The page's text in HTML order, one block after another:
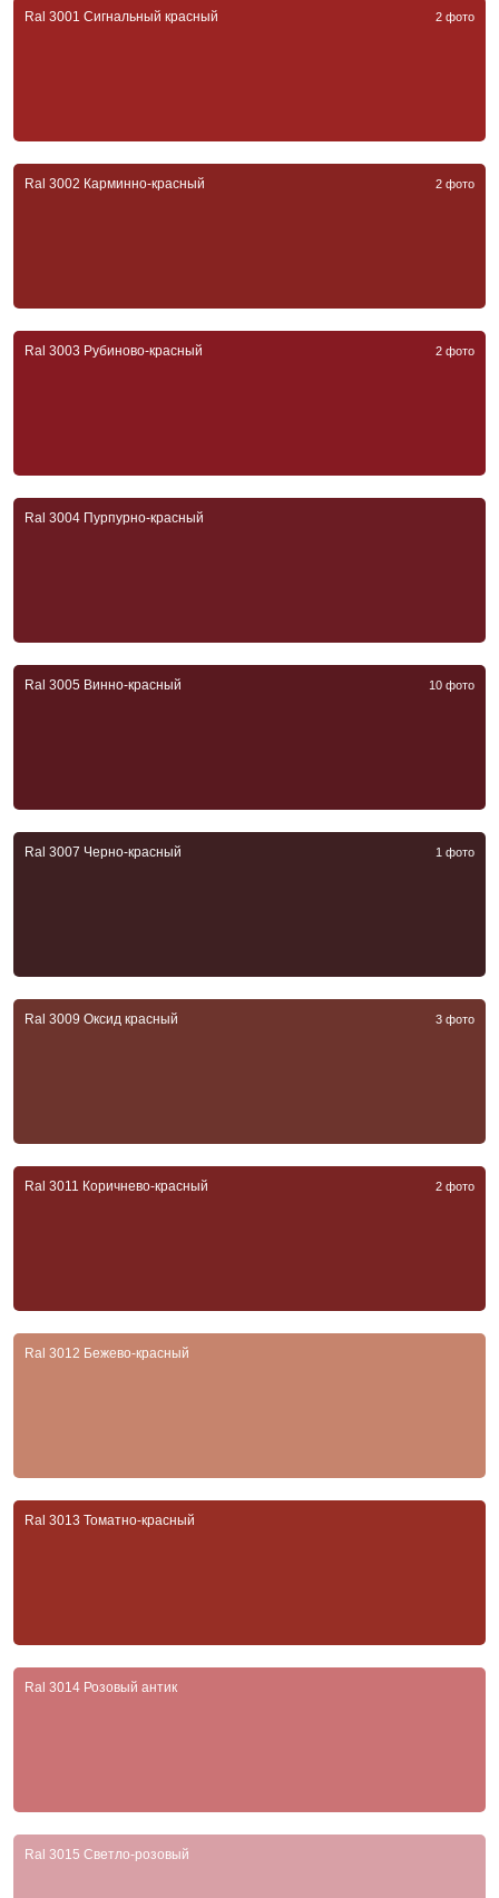
Ral 3001 Сигнальный красный 2 фото
Ral 3002 Карминно-красный 2 фото
Ral 3003 Рубиново-красный 2 фото
Ral 3004 Пурпурно-красный
Ral 3005 Винно-красный 10 фото
Ral 3007 Черно-красный 1 фото
Ral 3009 Оксид красный 3 фото
Ral 3011 Коричнево-красный 2 фото
Ral 3012 Бежево-красный
Ral 3013 Томатно-красный
Ral 3014 Розовый антик
Ral 3015 Светло-розовый